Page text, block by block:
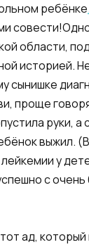
ребёнке.
области,
историей.
сынишке
проще
руки, а
выжил.
у
с
ад,